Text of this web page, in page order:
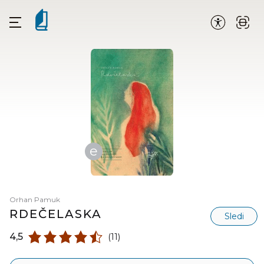
e
Orhan Pamuk
RDEČELASKA Sledi
4,5 (11)